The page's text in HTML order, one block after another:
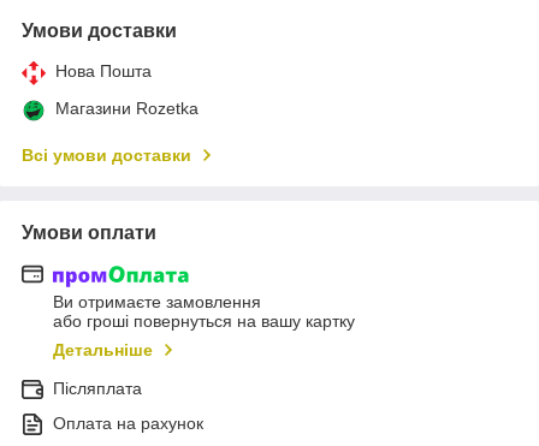
Умови доставки
Нова Пошта
Магазини Rozetka
Всі умови доставки
Умови оплати
Ви отримаєте замовлення
або гроші повернуться на вашу картку
Детальніше
Післяплата
Оплата на рахунок